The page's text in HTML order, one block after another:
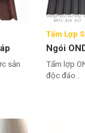
sản
Tấm Lợp
Ngói
Tấm lợp
độc đáo...